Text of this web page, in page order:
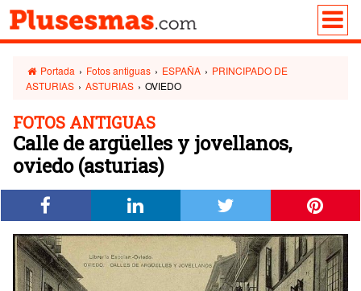
Portada › Fotos antiguas › ESPAÑA › PRINCIPADO DE
ASTURIAS › ASTURIAS › OVIEDO
FOTOS ANTIGUAS
Calle de argüelles y jovellanos,
oviedo (asturias)